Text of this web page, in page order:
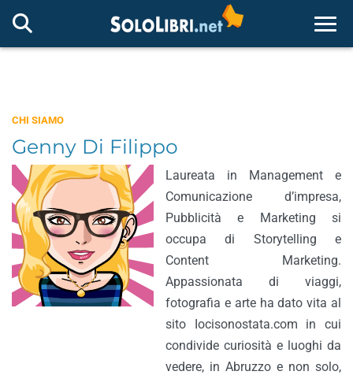
CHI SIAMO
Genny Di Filippo
Laureata in Management e
Comunicazione d’impresa,
Pubblicità e Marketing si
occupa di Storytelling e
Content Marketing.
Appassionata di viaggi,
fotografia e arte ha dato vita al
sito Iocisonostata.com in cui
condivide curiosità e luoghi da
vedere, in Abruzzo e non solo,